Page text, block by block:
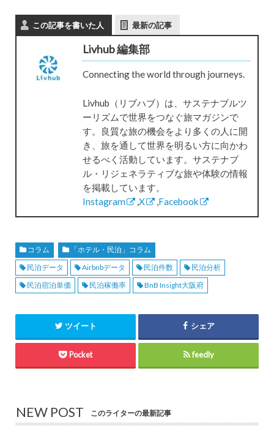
この記事を書いた人 最新の記事
Livhub 編集部
Connecting the world through journeys.
Livhub（リブハブ）は、サステナブルツ
ーリズムで世界をつなぐ旅マガジンで
す。良質な旅の機会をより多くの人に開
き、旅を通して世界を明るい方に向かわ
せるべく活動しています。サステナブ
ル・リジェネラティブな旅や体験の情報
を掲載しています。
Instagram
,X ,Facebook
コラム
「ホテル・民泊」コラム
民泊データ
Airbnbデータ 民泊件数
民泊分析
民泊宿泊単価
民泊稼働率 BnB Insight大阪府
ツイート シェア
Pocket feedly
NEW POST このライターの最新記事